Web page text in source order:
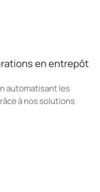
en entrepôt
automatisant les
à nos solutions